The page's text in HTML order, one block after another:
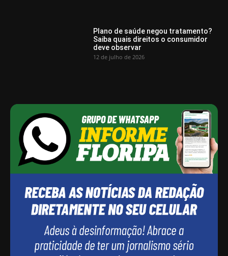
Plano de saúde negou tratamento?
Saiba quais direitos o consumidor
deve observar
12 de julho de 2026